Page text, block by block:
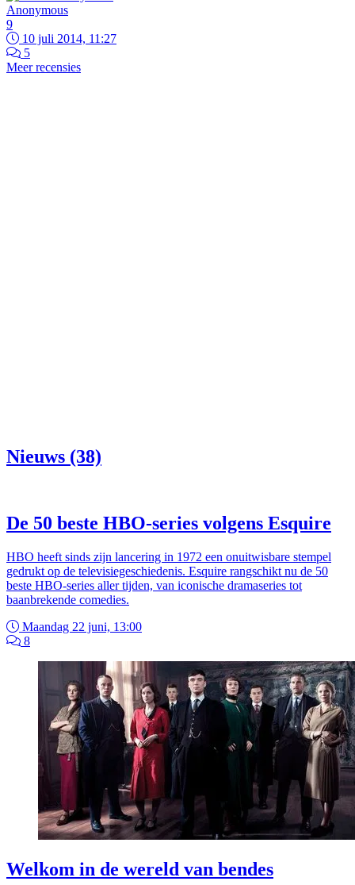
Anonymous
9
10 juli 2014, 11:27
5
Meer recensies
Nieuws (38)
De 50 beste HBO-series volgens Esquire
HBO heeft sinds zijn lancering in 1972 een onuitwisbare stempel
gedrukt op de televisiegeschiedenis. Esquire rangschikt nu de 50
beste HBO-series aller tijden, van iconische dramaseries tot
baanbrekende comedies.
Maandag 22 juni, 13:00
8
Welkom in de wereld van bendes